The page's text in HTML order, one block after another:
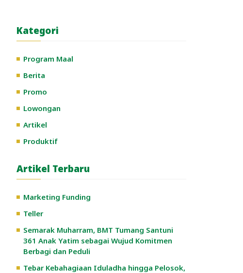
Kategori
Program Maal
Berita
Promo
Lowongan
Artikel
Produktif
Artikel Terbaru
Marketing Funding
Teller
Semarak Muharram, BMT Tumang Santuni
361 Anak Yatim sebagai Wujud Komitmen
Berbagi dan Peduli
Tebar Kebahagiaan Iduladha hingga Pelosok,